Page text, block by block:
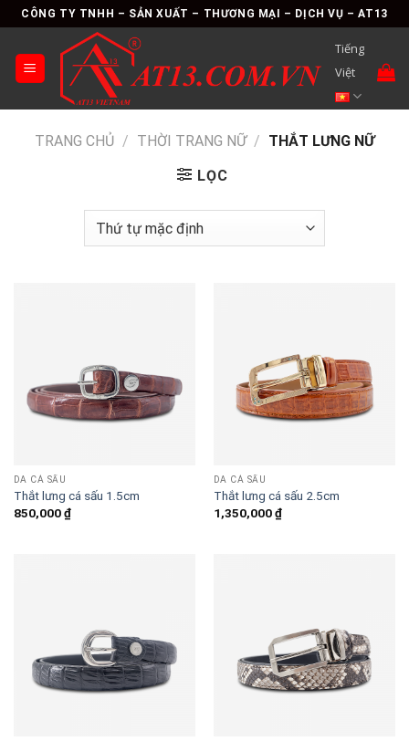
Skip
to
content
CÔNG TY TNHH – SẢN XUẤT – THƯƠNG MẠI – DỊCH VỤ – AT13
Tiếng
Việt
TRANG CHỦ / THỜI TRANG NỮ / THẮT LƯNG NỮ
LỌC
DA CÁ SẤU
Thắt lưng cá sấu 1.5cm
850,000₫
DA CÁ SẤU
Thắt lưng cá sấu 2.5cm
1,350,000₫